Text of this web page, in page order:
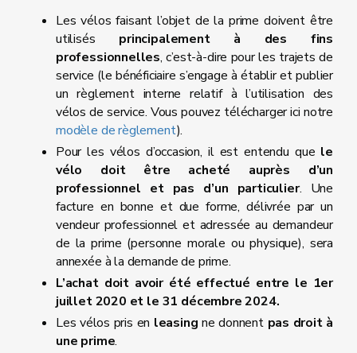
Les vélos faisant l’objet de la prime doivent être
utilisés principalement à des fins
professionnelles, c’est-à-dire pour les trajets de
service (le bénéficiaire s’engage à établir et publier
un règlement interne relatif à l’utilisation des
vélos de service. Vous pouvez télécharger ici notre
modèle de règlement).
Pour les vélos d’occasion, il est entendu que le
vélo doit être acheté auprès d’un
professionnel et pas d’un particulier. Une
facture en bonne et due forme, délivrée par un
vendeur professionnel et adressée au demandeur
de la prime (personne morale ou physique), sera
annexée à la demande de prime.
L’achat doit avoir été effectué entre le 1er
juillet 2020 et le 31 décembre 2024.
Les vélos pris en leasing ne donnent pas droit à
une prime.